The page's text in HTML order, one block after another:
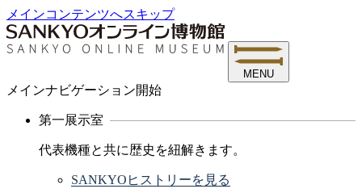
メインコンテンツへスキップ
MENU
メインナビゲーション開始
第一展示室
代表機種と共に歴史を紐解きます。
SANKYOヒストリーを見る